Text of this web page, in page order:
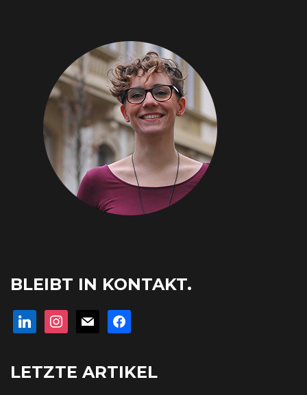
BLEIBT IN KONTAKT.
linkedininstagram
mail facebook
LETZTE ARTIKEL